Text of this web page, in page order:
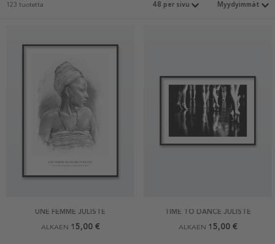
123 tuotetta
UNE FEMME JULISTE
ALKAEN 15,00 €
TIME TO DANCE JULISTE
ALKAEN 15,00 €